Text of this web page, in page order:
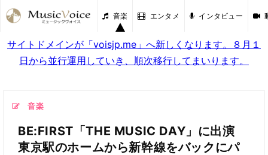
音楽 エンタメ インタビュー
サイトドメインが「voisjp.me」へ新しくなります。８月１
日から並行運用していき、順次移行してまいります。
音楽
BE:FIRST「THE MUSIC DAY」に出演
東京駅のホームから新幹線をバックにパ